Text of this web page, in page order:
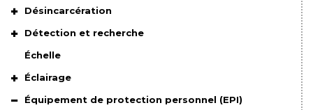
Désincarcération
Détection et recherche
Échelle
Éclairage
Équipement de protection personnel (EPI)